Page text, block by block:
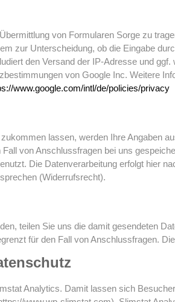
von Formularen Sorge zu
zur Unterscheidung, ob die Eingabe
den Versand der IP-Adresse und
von Google Inc. Weitere
www.google.com/intl/de/policies/privacy
lassen, werden Ihre Angaben
von Anschlussfragen bei uns
Die Datenverarbeitung erfolgt hier
(Widerrufsrecht).
teilen Sie uns die damit gesendeten
für den Fall von Anschlussfragen.
Analytics. Damit lassen sich